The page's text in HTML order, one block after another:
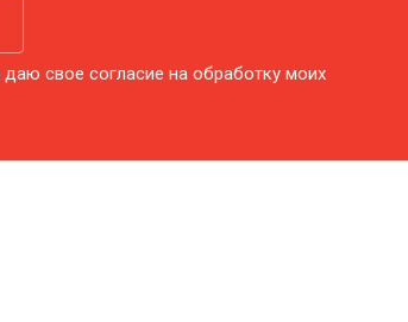
свое согласие на обработку моих